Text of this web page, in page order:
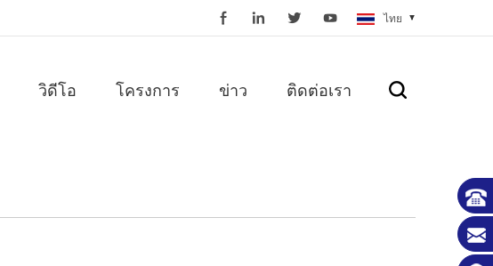
ไทย
วิดีโอ โครงการ ข่าว ติดต่อเรา